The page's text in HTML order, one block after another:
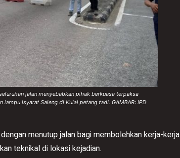
jalan menyebabkan pihak berkuasa terpaksa
isyarat Saleng di Kulai petang tadi. GAMBAR: IPD
menutup jalan bagi membolehkan kerja-kerja
teknikal di lokasi kejadian.